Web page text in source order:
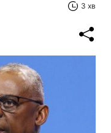
3 хв